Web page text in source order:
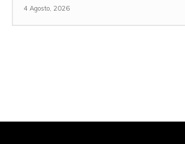
4 Agosto, 2026